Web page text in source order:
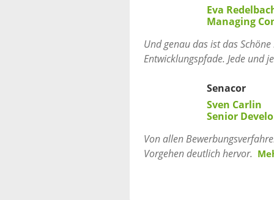
Eva
Managing
Und genau das ist das
Entwicklungspfade. Jede und
Senacor
Sven Carlin
Senior
Von allen
Vorgehen deutlich hervor.